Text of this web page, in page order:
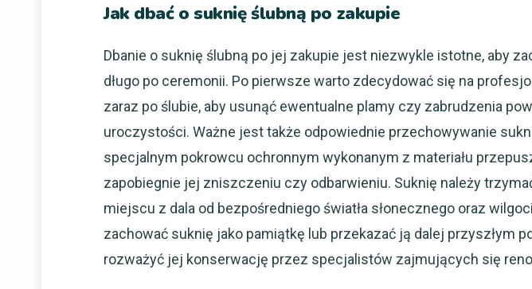
Jak dbać o suknię ślubną po zakupie
Dbanie o suknię ślubną po jej zakupie jest niezwykle istotne, aby
długo po ceremonii. Po pierwsze warto zdecydować się na
zaraz po ślubie, aby usunąć ewentualne plamy czy zabrudzenia
uroczystości. Ważne jest także odpowiednie przechowywanie
specjalnym pokrowcu ochronnym wykonanym z materiału
zapobiegnie jej zniszczeniu czy odbarwieniu. Suknię należy
miejscu z dala od bezpośredniego światła słonecznego oraz
zachować suknię jako pamiątkę lub przekazać ją dalej przyszłym
rozważyć jej konserwację przez specjalistów zajmujących się